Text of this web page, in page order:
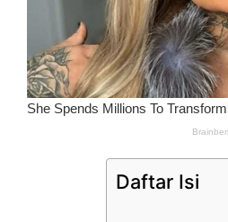
Daftar Isi